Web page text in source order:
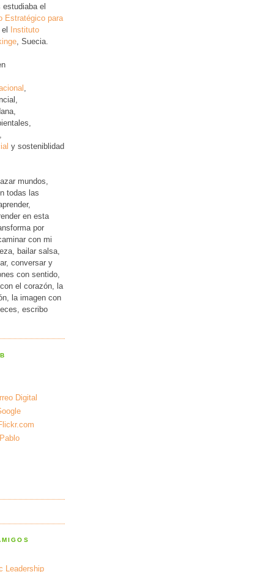
estudiaba el
Estratégico para
el Instituto
, Suecia.
y sosteniblidad
mundos,
todas las
en esta
por
con mi
bailar salsa,
conversar y
con sentido,
el corazón, la
la imagen con
escribo
Digital
Leadership